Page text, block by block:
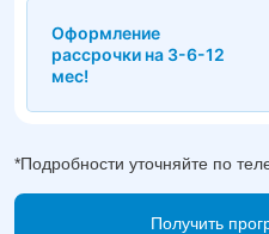
Оформление
рассрочки на 3-6-12
мес!
*Подробности уточняйте по
Получить